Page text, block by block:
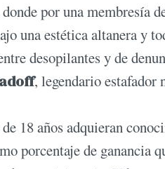
donde por una membresía
una estética altanera y
desopilantes y de
, legendario estafador
18 años adquieran
porcentaje de ganancia